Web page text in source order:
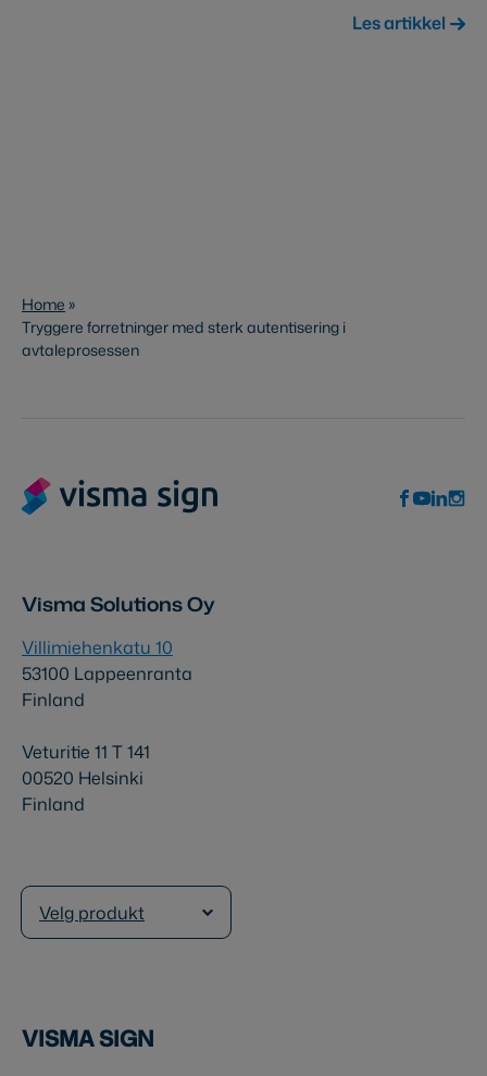
Les artikkel
Home »
Tryggere forretninger med sterk autentisering i
avtaleprosessen
Visma Solutions Oy
Villimiehenkatu 10
53100 Lappeenranta
Finland
Veturitie 11 T 141
00520 Helsinki
Finland
Velg produkt
VISMA SIGN